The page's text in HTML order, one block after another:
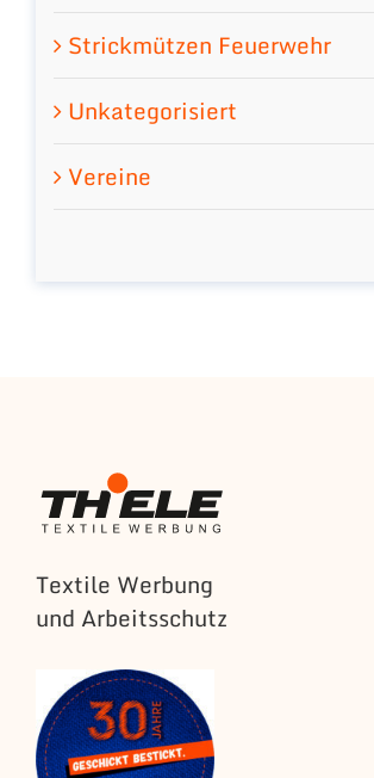
Strickmützen Feuerwehr
Unkategorisiert
Vereine
Textile Werbung
und Arbeitsschutz